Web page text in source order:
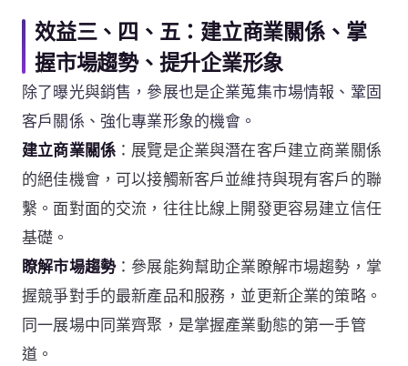
效益三、四、五：建立商業關係、掌
握市場趨勢、提升企業形象
除了曝光與銷售，參展也是企業蒐集市場情報、鞏固
客戶關係、強化專業形象的機會。
建立商業關係 ：展覽是企業與潛在客戶建立商業關係
的絕佳機會，可以接觸新客戶並維持與現有客戶的聯
繫。面對面的交流，往往比線上開發更容易建立信任
基礎。
瞭解市場趨勢：參展能夠幫助企業瞭解市場趨勢，掌
握競爭對手的最新產品和服務，並更新企業的策略。
同一展場中同業齊聚，是掌握產業動態的第一手管
道。